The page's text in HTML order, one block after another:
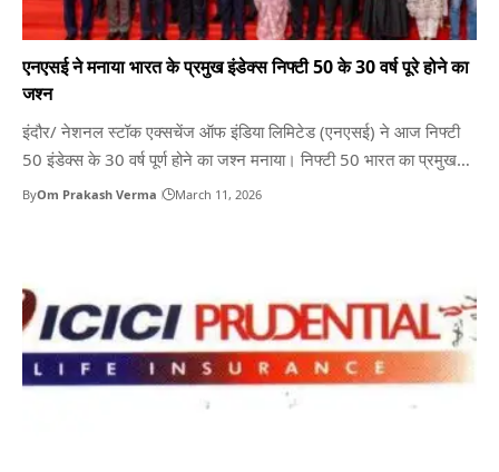
एनएसई ने मनाया भारत के प्रमुख इंडेक्स निफ्टी 50 के 30 वर्ष पूरे होने का
जश्न
इंदौर/ नेशनल स्टॉक एक्सचेंज ऑफ इंडिया लिमिटेड (एनएसई) ने आज निफ्टी
50 इंडेक्स के 30 वर्ष पूर्ण होने का जश्न मनाया। निफ्टी 50 भारत का प्रमुख
इक्विटी बेंचमार्क है और इसे दुनिया भर में सबसे ज्यादा देखे जाने वाले इंडाइसेस में
ByOm Prakash Verma March 11, 2026